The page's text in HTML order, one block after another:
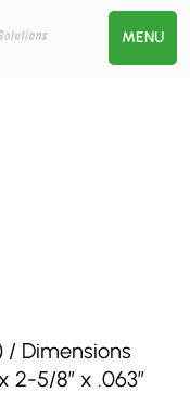
MENU
Dimensions
2-5/8″ x .063″